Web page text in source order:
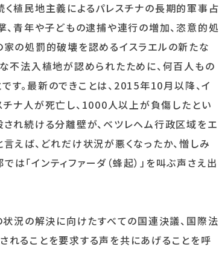
く植民地主義によるパレスチナの長期的軍事占
、青年や子どもの逮捕や連行の増加、恣意的処
家の処罰的破壊を認めるイスラエルの新たな
不法入植地が認められたために、何百人もの
す。最新のできことは、2015年10月以降、イ
ナ人が死亡し、1000人以上が負傷したとい
され続ける分離壁が、ベツレヘム行政区域をエ
えば、どれだけ状況が悪くなったか、憎しみ
「インティファーダ（蜂起）」を叫ぶ声さえ出
況の解決に向けたすべての国連決議、国際法
れることを要求する声を共にあげることを呼